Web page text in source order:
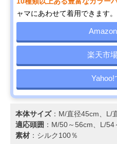
ャマにあわせて着用できます。
楽天市
Yahoo!
本体サイズ：M/直径45cm、L/
適応頭囲 ：M/50～56cm、L/54
素材 ：シルク100％